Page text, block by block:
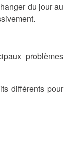
du jour au
problèmes
différents pour